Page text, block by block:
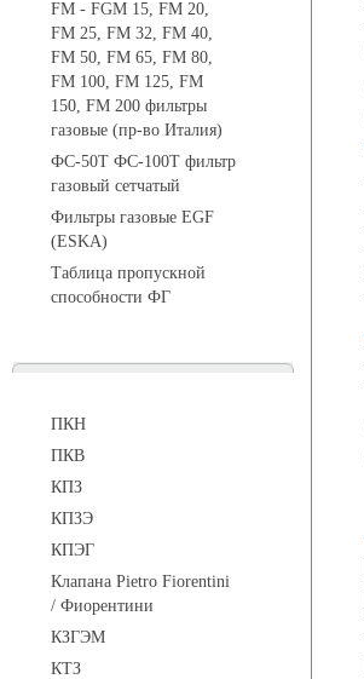
FM - FGM 15, FM 20,
FM 25, FM 32, FM 40,
FM 50, FM 65, FM 80,
FM 100, FM 125, FM
150, FM 200 фильтры
газовые (пр-во Италия)
ФС-50Т ФС-100Т фильтр
газовый сетчатый
Фильтры газовые EGF
(ESKA)
Таблица пропускной
способности ФГ
ПКН
ПКВ
КПЗ
КПЗЭ
КПЭГ
Клапана Pietro Fiorentini
/ Фиорентини
КЗГЭМ
КТЗ